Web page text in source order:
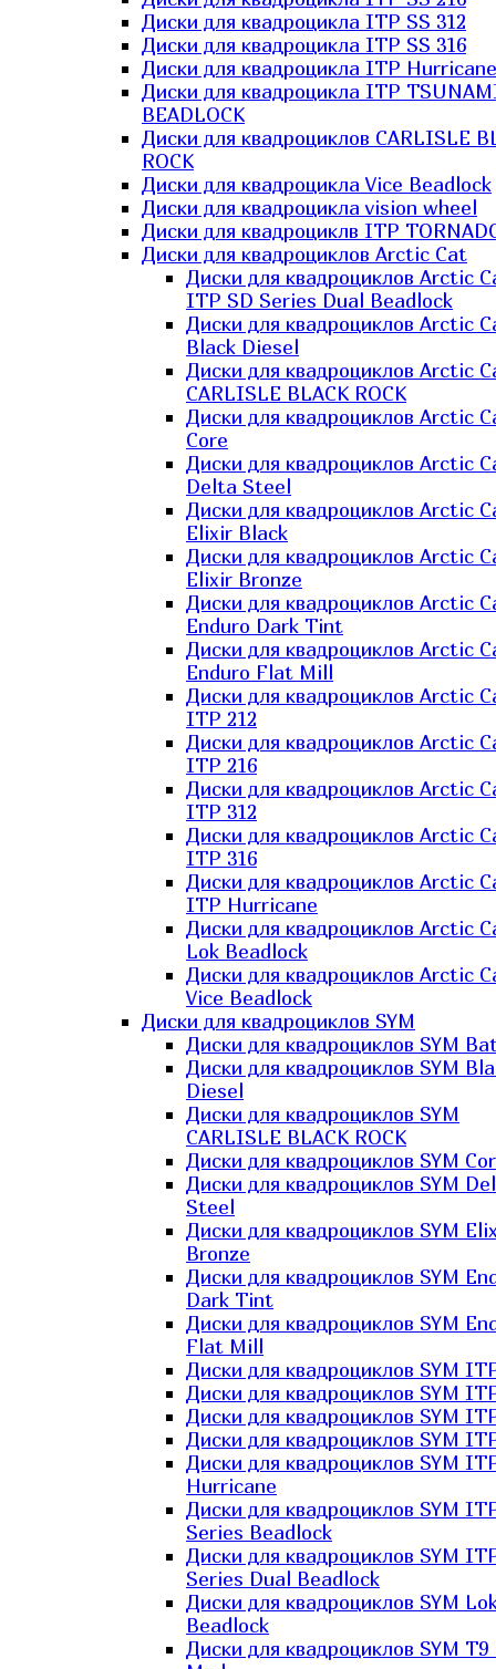
Диски для квадроцикла ITP SS 312
Диски для квадроцикла ITP SS 316
Диски для квадроцикла ITP Hurricane
Диски для квадроцикла ITP
BEADLOCK
Диски для квадроциклов CARLISLE
ROCK
Диски для квадроцикла Vice Beadlock
Диски для квадроцикла vision wheel
Диски для квадроциклв ITP
Диски для квадроциклов Arctic Cat
Диски для квадроциклов Arctic
ITP SD Series Dual Beadlock
Диски для квадроциклов Arctic
Black Diesel
Диски для квадроциклов Arctic
CARLISLE BLACK ROCK
Диски для квадроциклов Arctic
Core
Диски для квадроциклов Arctic
Delta Steel
Диски для квадроциклов Arctic
Elixir Black
Диски для квадроциклов Arctic
Elixir Bronze
Диски для квадроциклов Arctic
Enduro Dark Tint
Диски для квадроциклов Arctic
Enduro Flat Mill
Диски для квадроциклов Arctic
ITP 212
Диски для квадроциклов Arctic
ITP 216
Диски для квадроциклов Arctic
ITP 312
Диски для квадроциклов Arctic
ITP 316
Диски для квадроциклов Arctic
ITP Hurricane
Диски для квадроциклов Arctic
Lok Beadlock
Диски для квадроциклов Arctic
Vice Beadlock
Диски для квадроциклов SYM
Диски для квадроциклов SYM
Диски для квадроциклов SYM
Diesel
Диски для квадроциклов SYM
CARLISLE BLACK ROCK
Диски для квадроциклов SYM
Диски для квадроциклов SYM
Steel
Диски для квадроциклов SYM
Bronze
Диски для квадроциклов SYM
Dark Tint
Диски для квадроциклов SYM
Flat Mill
Диски для квадроциклов SYM
Диски для квадроциклов SYM
Диски для квадроциклов SYM
Диски для квадроциклов SYM
Диски для квадроциклов SYM
Hurricane
Диски для квадроциклов SYM
Series Beadlock
Диски для квадроциклов SYM
Series Dual Beadlock
Диски для квадроциклов SYM
Beadlock
Диски для квадроциклов SYM T9